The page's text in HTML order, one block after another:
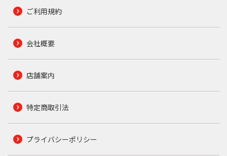
ご利用規約
会社概要
店舗案内
特定商取引法
プライバシーポリシー